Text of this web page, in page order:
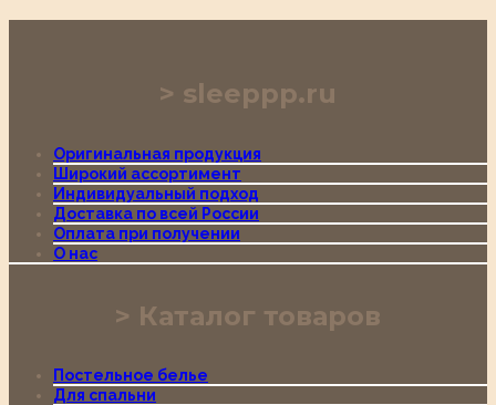
sleeppp.ru
Оригинальная продукция
Широкий ассортимент
Индивидуальный подход
Доставка по всей России
Оплата при получении
О нас
Каталог товаров
Постельное белье
Для спальни